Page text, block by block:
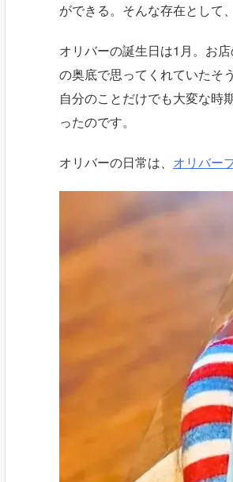
ができる。そんな存在として
オリバーの誕生日は1月。お
の奥底で思ってくれていたそ
自分のことだけでも大変な時
ったのです。
オリバーの日常は、 オリバー